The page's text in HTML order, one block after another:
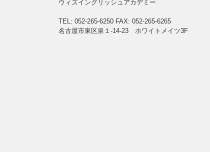
ウィズイングリッシュアカデミー
TEL: 052-265-6250 FAX: 052-265-6265
名古屋市東区泉１-14-23 ホワイトメイツ3F